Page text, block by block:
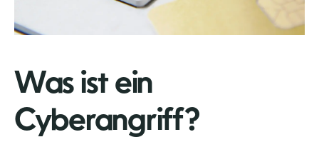
Was ist ein
Cyberangriff?